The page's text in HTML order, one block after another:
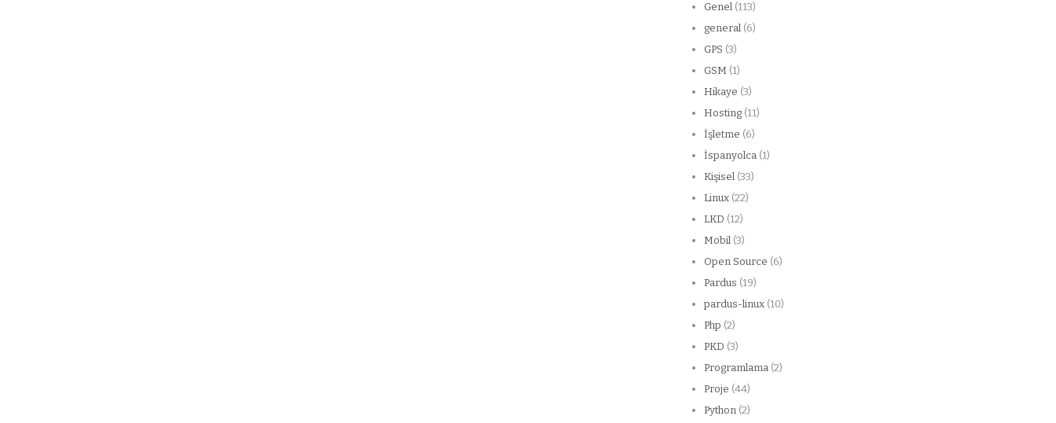
Genel (113)
general (6)
GPS (3)
GSM (1)
Hikaye (3)
Hosting (11)
İşletme (6)
İspanyolca (1)
Kişisel (33)
Linux (22)
LKD (12)
Mobil (3)
Open Source (6)
Pardus (19)
pardus-linux (10)
Php (2)
PKD (3)
Programlama (2)
Proje (44)
Python (2)